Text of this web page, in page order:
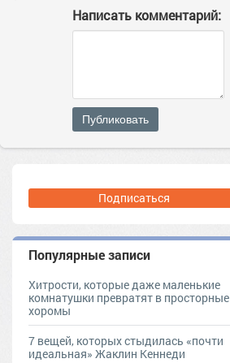
Написать комментарий:
Публиковать
Подписаться
Популярные записи
Хитрости, которые даже маленькие
комнатушки превратят в просторные
хоромы
7 вещей, которых стыдилась «почти
идеальная» Жаклин Кеннеди